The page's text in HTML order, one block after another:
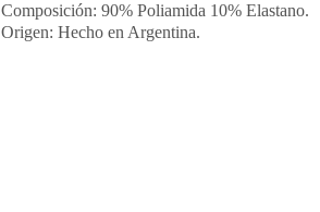
Composición: 90% Poliamida 10% Elastano.
Origen: Hecho en Argentina.